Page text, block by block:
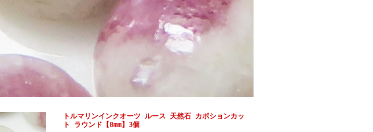
トルマリンインクオーツ ルース 天然石 カボションカッ
ト ラウンド【8mm】3個